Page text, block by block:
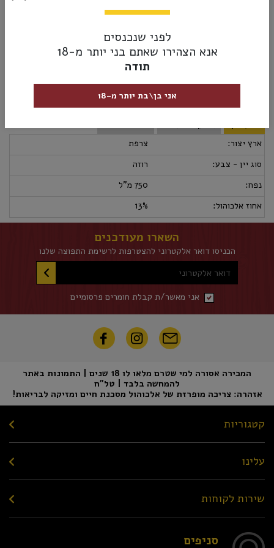
אפריטיף מושלם לצד דגים, סלטים, גבינות או שוקולד. לאווירת
₪65.00
אזל מהמלאי
ארץ יצור:
צרפת
סוג יין - צבע:
רוזה
נפח:
750 מ"ל
אחוז אלכוהול:
13%
השארו מעודכנים
הכניסו דואר אלקטרוני להצטרפות לרשימת התפוצה שלנו
דואר אלקטרוני
אני מאשר/ת קבלת חומרים פרסומיים
המכירה אסורה למי שטרם מלאו לו 18 שנים | התמונות באתר
להמחשה בלבד | טל"ח
אזהרה: צריכה מופרזת של אלכוהול מסכנת חיים ומזיקה לבריאות!
קטגוריות
עלינו
שירות לקוחות
סניפים
לפני שנכנסים
אנא הצהירו שאתם בני יותר מ-18
תודה
אני בן\בת יותר מ-18